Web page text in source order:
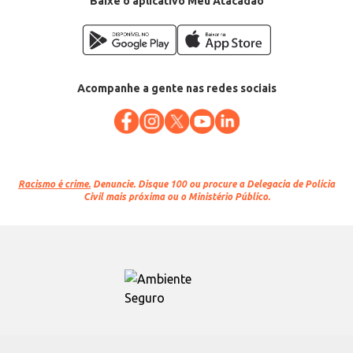
Acompanhe a gente nas redes sociais
Racismo é crime. Denuncie. Disque 100 ou procure a Delegacia de Polícia
Civil mais próxima ou o Ministério Público.